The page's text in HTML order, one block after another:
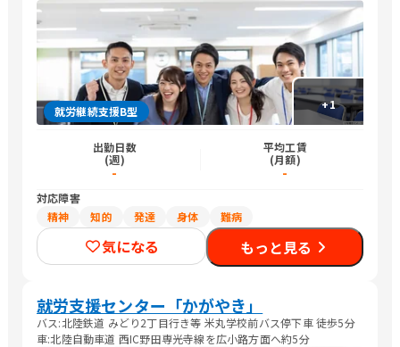
+1
就労継続支援B型
出勤日数
(週)
-
平均工賃
(月額)
-
対応障害
精神
知的 発達 身体 難病
気になる もっと見る
就労支援センター「かがやき」
バス:北陸鉄道 みどり2丁目行き等 米丸学校前バス停下車 徒歩5分
車:北陸自動車道 西IC野田専光寺線を広小路方面へ約5分